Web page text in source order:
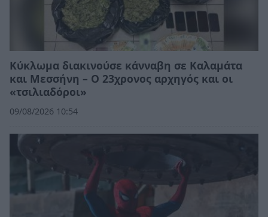
Κύκλωμα διακινούσε κάνναβη σε Καλαμάτα
και Μεσσήνη – Ο 23χρονος αρχηγός και οι
«τσιλιαδόροι»
09/08/2026 10:54